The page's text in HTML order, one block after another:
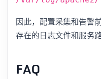
因此，配置采集和告警
存在的日志文件和服务路
FAQ